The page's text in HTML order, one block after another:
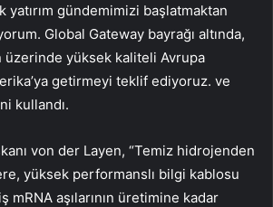
yatırım gündemimizi başlatmaktan
Global Gateway bayrağı altında,
üzerinde yüksek kaliteli Avrupa
getirmeyi teklif ediyoruz. ve
kullandı.
von der Layen, “Temiz hidrojenden
yüksek performanslı bilgi kablosu
mRNA aşılarının üretimine kadar